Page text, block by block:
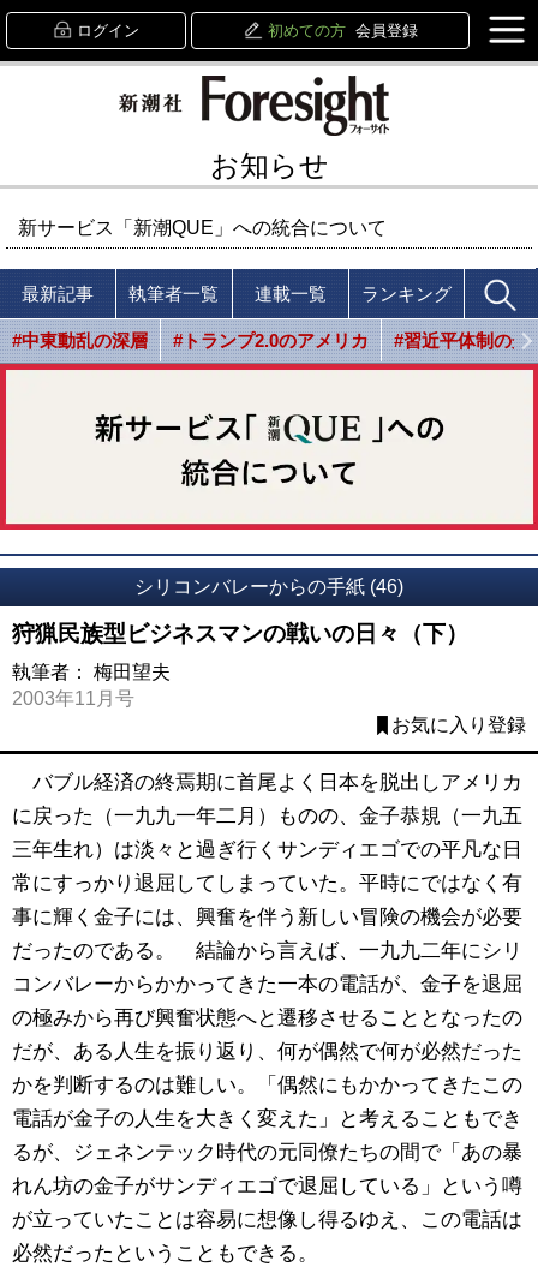
ログイン 初めての方 会員登録
お知らせ
新サービス「新潮QUE」への統合について
最新記事 執筆者一覧 連載一覧 ランキング
#中東動乱の深層 #トランプ2.0のアメリカ #習近平体制の光
シリコンバレーからの手紙 (46)
狩猟民族型ビジネスマンの戦いの日々（下）
執筆者： 梅田望夫
2003年11月号
お気に入り登録
バブル経済の終焉期に首尾よく日本を脱出しアメリカ
に戻った（一九九一年二月）ものの、金子恭規（一九五
三年生れ）は淡々と過ぎ行くサンディエゴでの平凡な日
常にすっかり退屈してしまっていた。平時にではなく有
事に輝く金子には、興奮を伴う新しい冒険の機会が必要
だったのである。 結論から言えば、一九九二年にシリ
コンバレーからかかってきた一本の電話が、金子を退屈
の極みから再び興奮状態へと遷移させることとなったの
だが、ある人生を振り返り、何が偶然で何が必然だった
かを判断するのは難しい。「偶然にもかかってきたこの
電話が金子の人生を大きく変えた」と考えることもでき
るが、ジェネンテック時代の元同僚たちの間で「あの暴
れん坊の金子がサンディエゴで退屈している」という噂
が立っていたことは容易に想像し得るゆえ、この電話は
必然だったということもできる。